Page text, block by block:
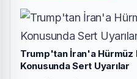
Trump'tan İran'a Hürmüz
Konusunda Sert Uyarılar